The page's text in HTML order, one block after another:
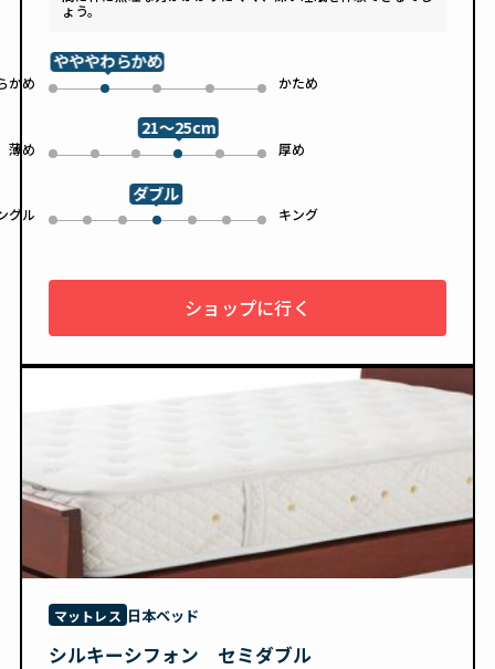
ょう。
かめ 0 1
やややわらかめ
2 3 かため
4
薄め 0 1 2 3
21～25cm
4 厚め
5
グル 0 1 2 3
ダブル
4 5 キング
6
ショップに行く
マットレス 日本ベッド
シルキーシフォン セミダブル